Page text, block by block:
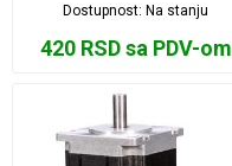
Dostupnost:Na stanju
420 RSD sa PDV-om